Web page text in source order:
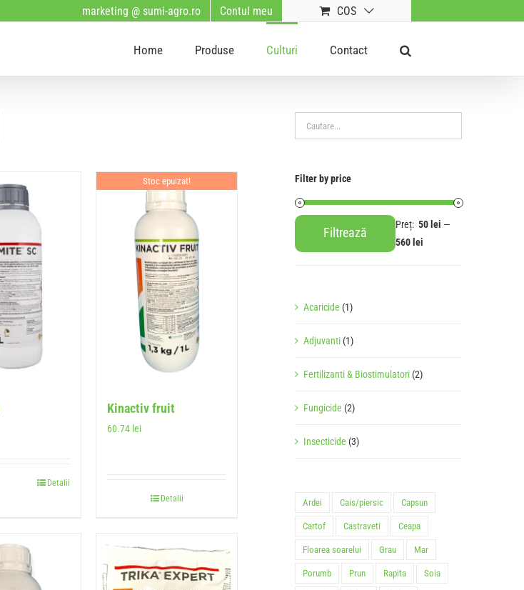
marketing @ sumi-agro.ro Contul meu COS
Home Produse Culturi Contact
Detalii
Stoc epuizat!
Kinactiv fruit
60.74 lei
Detalii
Filter by price
Filtrează
Preț: 50 lei —
560 lei
Acaricide (1)
Adjuvanti (1)
Fertilizanti & Biostimulatori (2)
Fungicide (2)
Insecticide (3)
Ardei Cais/piersic Capsun
Cartof Castraveti Ceapa
Floarea soarelui Grau Mar
Porumb Prun Rapita Soia